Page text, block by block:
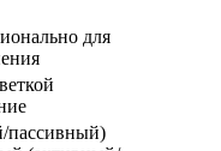
для